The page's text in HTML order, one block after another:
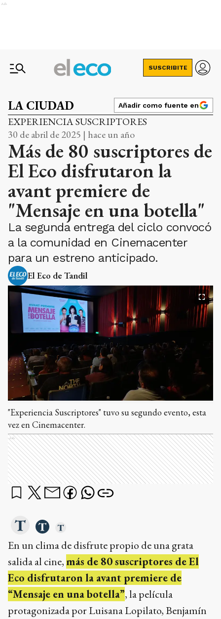
Ads
SUSCRIBITE
LA CIUDAD Añadir como fuente en
EXPERIENCIA SUSCRIPTORES
30 de abril de 2025 | hace un año
Más de 80 suscriptores de
El Eco disfrutaron la
avant premiere de
"Mensaje en una botella"
La segunda entrega del ciclo convocó
a la comunidad en Cinemacenter
para un estreno anticipado.
El Eco de Tandil
"Experiencia Suscriptores" tuvo su segundo evento, esta
vez en Cinemacenter.
Ads
En un clima de disfrute propio de una grata
salida al cine,más de 80 suscriptores de El
Eco disfrutaron la avant premiere de
“Mensaje en una botella”, la película
protagonizada por Luisana Lopilato, Benjamín